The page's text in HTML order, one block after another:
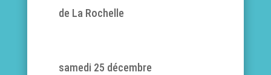
de La Rochelle
samedi 25 décembre